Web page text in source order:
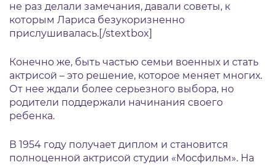
не раз делали замечания, давали советы, к
которым Лариса безукоризненно
прислушивалась.[/stextbox]
Конечно же, быть частью семьи военных и стать
актрисой – это решение, которое меняет многих.
От нее ждали более серьезного выбора, но
родители поддержали начинания своего
ребенка.
В 1954 году получает диплом и становится
полноценной актрисой студии «Мосфильм». На